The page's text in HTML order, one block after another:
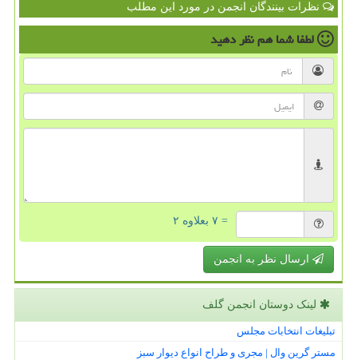
نظرات بینندگان انجمن در مورد این مطلب
لطفا شما همنظر دهید
= ۷ بعلاوه ۲
ارسال نظر به انجمن
لینک دوستان انجمن گلف
تبلیغات انتخابات مجلس
مستر گرین وال | مجری و طراح انواع دیوار سبز